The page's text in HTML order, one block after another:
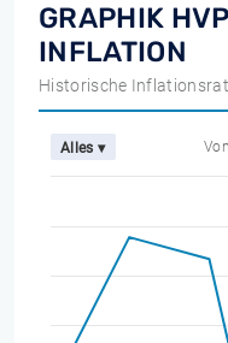
GRAPHIK
INFLATION
Historische
Alles ▾ Von